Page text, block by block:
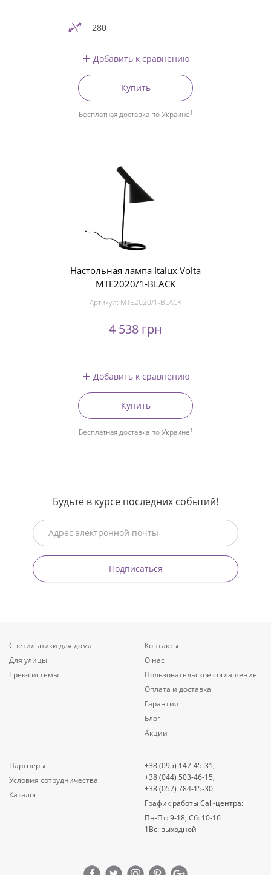
280
Добавить к сравнению
Купить
Бесплатная доставка по Украине1
Настольная лампа Italux Volta
MTE2020/1-BLACK
Артикул: MTE2020/1-BLACK
4 538 грн
Добавить к сравнению
Купить
Бесплатная доставка по Украине1
Будьте в курсе последних событий!
Подписаться
Светильники для дома
Для улицы
Трек-системы
Контакты
О нас
Пользовательское соглашение
Оплата и доставка
Гарантия
Блог
Акции
Партнеры
Условия сотрудничества
Каталог
+38 (095) 147-45-31,
+38 (044) 503-46-15,
+38 (057) 784-15-30
График работы Call-центра:
Пн-Пт: 9-18, Сб: 10-16
1Вс: выходной